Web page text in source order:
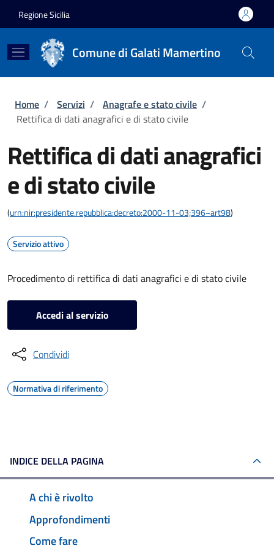
Regione Sicilia
Comune di Galati Mamertino
Briciole di pane
Home / Servizi / Anagrafe e stato civile /
Rettifica di dati anagrafici e di stato civile
Rettifica di dati anagrafici
e di stato civile
(urn:nir:presidente.repubblica:decreto:2000-11-03;396~art98)
Servizio attivo
Procedimento di rettifica di dati anagrafici e di stato civile
Accedi al servizio
Condividi
Normativa di riferimento
INDICE DELLA PAGINA
A chi è rivolto
Approfondimenti
Come fare